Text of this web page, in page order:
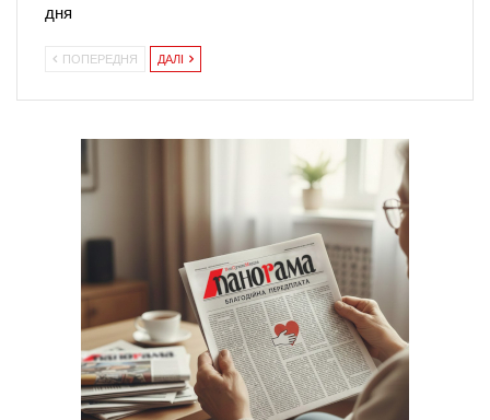
дня
ПОПЕРЕДНЯ ДАЛІ